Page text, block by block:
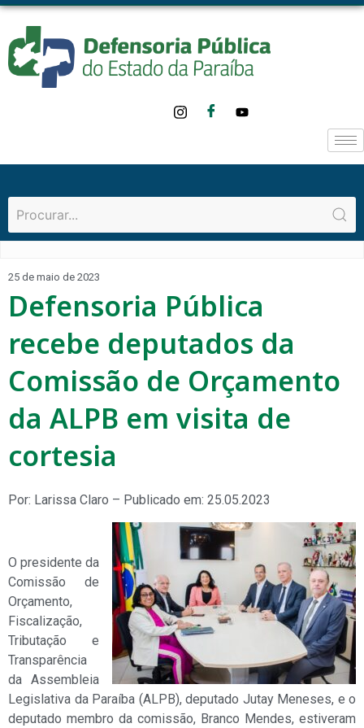
25 de maio de 2023
Defensoria Pública
recebe deputados da
Comissão de Orçamento
da ALPB em visita de
cortesia
Por: Larissa Claro – Publicado em: 25.05.2023
O presidente da
Comissão de
Orçamento,
Fiscalização,
Tributação e
Transparência
da Assembleia
Legislativa da Paraíba (ALPB), deputado Jutay Meneses, e o
deputado membro da comissão, Branco Mendes, estiveram